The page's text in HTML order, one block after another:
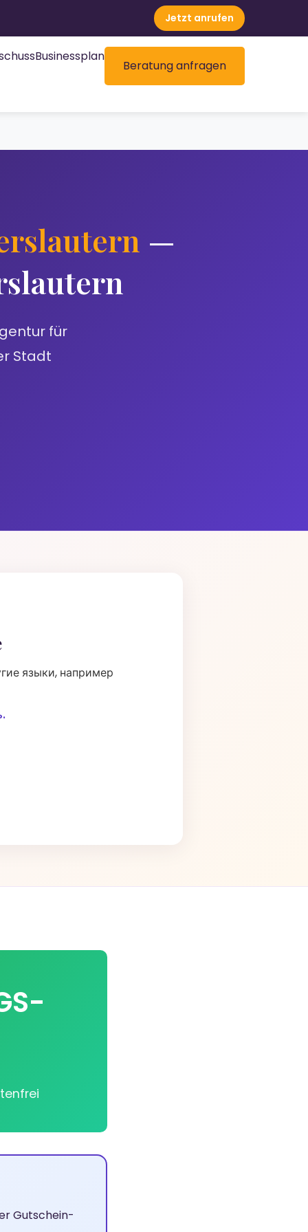
Jetzt anrufen
Businessplan
Beratung anfragen
—
für
Stadt
языки, например
Gutschein-